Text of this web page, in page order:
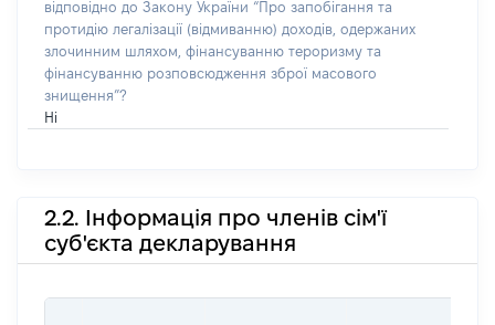
відповідно до Закону України “Про запобігання та
протидію легалізації (відмиванню) доходів, одержаних
злочинним шляхом, фінансуванню тероризму та
фінансуванню розповсюдження зброї масового
знищення”?
Ні
2.2. Інформація про членів сім'ї
суб'єкта декларування